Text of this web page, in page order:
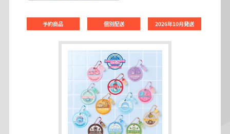
予約商品 個別配送 2026年10月発送